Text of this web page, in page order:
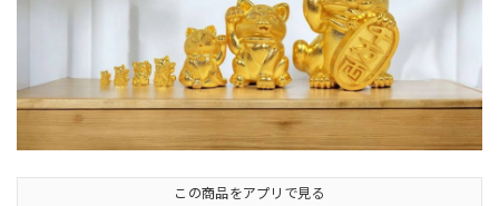
この商品をアプリで見る